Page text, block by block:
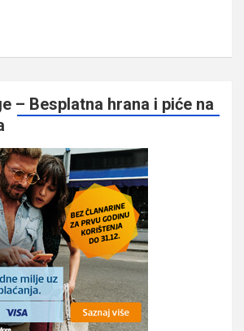
– Besplatna hrana i piće na